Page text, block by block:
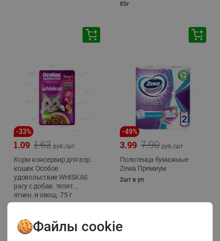
85г
-33%
1.62
1.09 руб./шт
Корм консервир для взр.
кошек Особое
удовольствие WHISKAS
рагу с добав. телят. ,
ягнен. и овощ. 75 г
-49%
7.90
3.99 руб./шт
Полотенца бумажные
Zewa Премиум
2шт в уп
Файлы cookie